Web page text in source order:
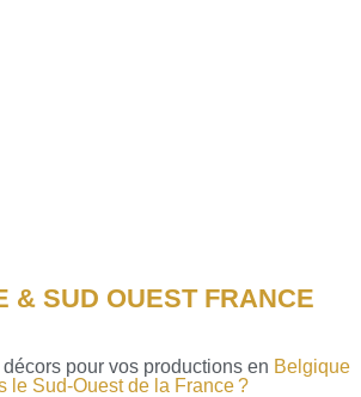
& SUD OUEST FRANCE
pour vos productions en Belgique
le Sud-Ouest de la France ?